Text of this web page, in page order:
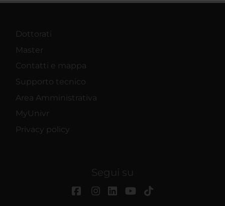
Dottorati
Master
Contatti e mappa
Supporto tecnico
Area Amministrativa
MyUnivr
Privacy policy
Segui su